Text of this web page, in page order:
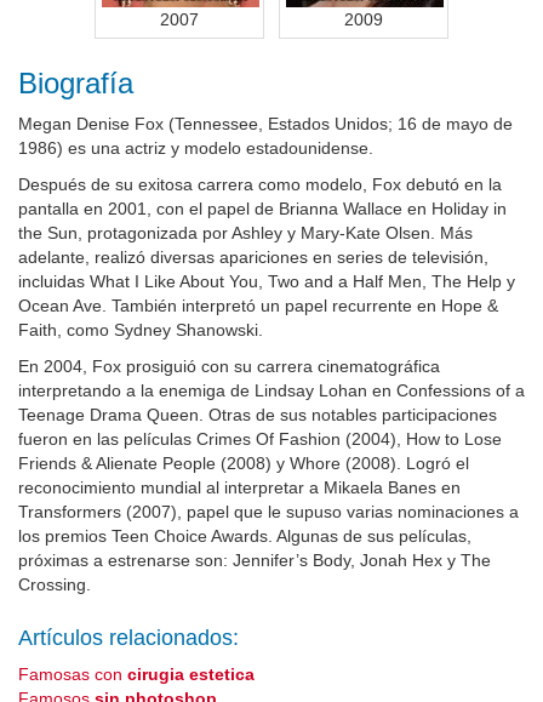
2007 2009
Biografía
Megan Denise Fox (Tennessee, Estados Unidos; 16 de mayo de
1986) es una actriz y modelo estadounidense.
Después de su exitosa carrera como modelo, Fox debutó en la
pantalla en 2001, con el papel de Brianna Wallace en Holiday in
the Sun, protagonizada por Ashley y Mary-Kate Olsen. Más
adelante, realizó diversas apariciones en series de televisión,
incluidas What I Like About You, Two and a Half Men, The Help y
Ocean Ave. También interpretó un papel recurrente en Hope &
Faith, como Sydney Shanowski.
En 2004, Fox prosiguió con su carrera cinematográfica
interpretando a la enemiga de Lindsay Lohan en Confessions of a
Teenage Drama Queen. Otras de sus notables participaciones
fueron en las películas Crimes Of Fashion (2004), How to Lose
Friends & Alienate People (2008) y Whore (2008). Logró el
reconocimiento mundial al interpretar a Mikaela Banes en
Transformers (2007), papel que le supuso varias nominaciones a
los premios Teen Choice Awards. Algunas de sus películas,
próximas a estrenarse son: Jennifer’s Body, Jonah Hex y The
Crossing.
Artículos relacionados:
Famosas con cirugia estetica